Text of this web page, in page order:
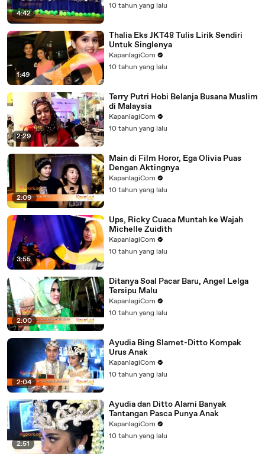
4:42
10 tahun yang lalu
1:49
Thalia Eks JKT48 Tulis Lirik Sendiri
Untuk Singlenya
KapanlagiCom
10 tahun yang lalu
2:29
Terry Putri Hobi Belanja Busana Muslim
di Malaysia
KapanlagiCom
10 tahun yang lalu
2:09
Main di Film Horor, Ega Olivia Puas
Dengan Aktingnya
KapanlagiCom
10 tahun yang lalu
3:55
Ups, Ricky Cuaca Muntah ke Wajah
Michelle Zuidith
KapanlagiCom
10 tahun yang lalu
2:00
Ditanya Soal Pacar Baru, Angel Lelga
Tersipu Malu
KapanlagiCom
10 tahun yang lalu
2:04
Ayudia Bing Slamet-Ditto Kompak
Urus Anak
KapanlagiCom
10 tahun yang lalu
2:51
Ayudia dan Ditto Alami Banyak
Tantangan Pasca Punya Anak
KapanlagiCom
10 tahun yang lalu